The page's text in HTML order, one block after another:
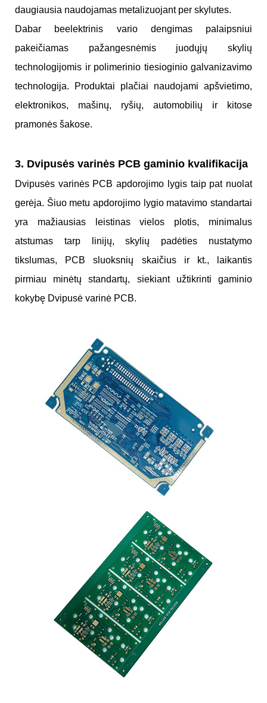
daugiausia naudojamas metalizuojant per skylutes.
Dabar beelektrinis vario dengimas palaipsniui
pakeičiamas pažangesnėmis juodųjų skylių
technologijomis ir polimerinio tiesioginio galvanizavimo
technologija. Produktai plačiai naudojami apšvietimo,
elektronikos, mašinų, ryšių, automobilių ir kitose
pramonės šakose.
3. Dvipusės varinės PCB gaminio kvalifikacija
Dvipusės varinės PCB apdorojimo lygis taip pat nuolat
gerėja. Šiuo metu apdorojimo lygio matavimo standartai
yra mažiausias leistinas vielos plotis, minimalus
atstumas tarp linijų, skylių padėties nustatymo
tikslumas, PCB sluoksnių skaičius ir kt., laikantis
pirmiau minėtų standartų, siekiant užtikrinti gaminio
kokybę Dvipusė varinė PCB.